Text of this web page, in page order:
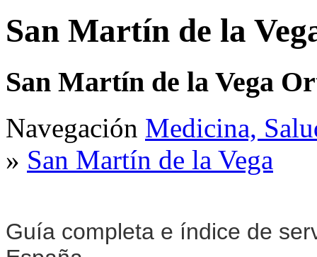
San Martín de la
San Martín de la Vega
Navegación Medicina,
» San Martín de la Vega
Guía completa e índice de